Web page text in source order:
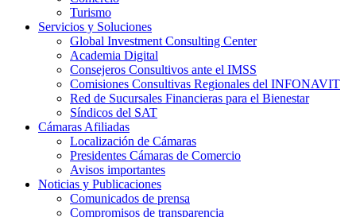
Turismo
Servicios y Soluciones
Global Investment Consulting Center
Academia Digital
Consejeros Consultivos ante el IMSS
Comisiones Consultivas Regionales del INFONAVIT
Red de Sucursales Financieras para el Bienestar
Síndicos del SAT
Cámaras Afiliadas
Localización de Cámaras
Presidentes Cámaras de Comercio
Avisos importantes
Noticias y Publicaciones
Comunicados de prensa
Compromisos de transparencia